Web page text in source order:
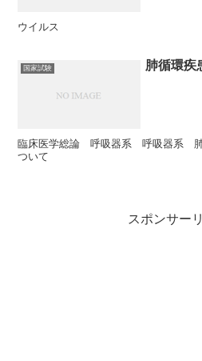
ウイルス
国家試験 肺循環疾
臨床医学総論 呼吸器系 呼吸器系 肺
ついて
スポンサー